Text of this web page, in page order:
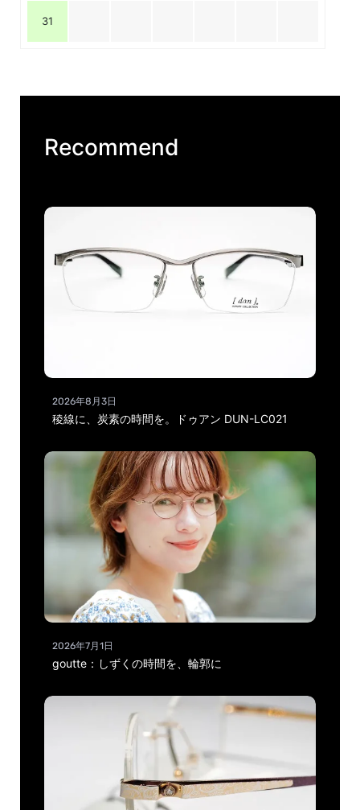
31
Recommend
2026年8月3日
稜線に、炭素の時間を。ドゥアン DUN-LC021
2026年7月1日
goutte：しずくの時間を、輪郭に